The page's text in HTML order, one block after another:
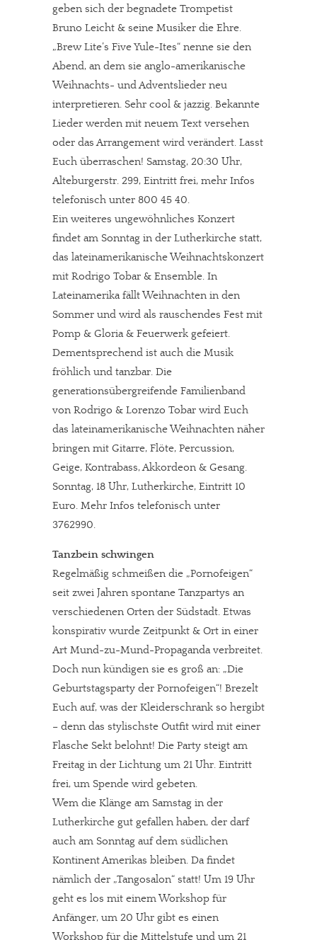
geben sich der begnadete Trompetist
Bruno Leicht & seine Musiker die Ehre.
„Brew Lite’s Five Yule-Ites“ nenne sie den
Abend, an dem sie anglo-amerikanische
Weihnachts- und Adventslieder neu
interpretieren. Sehr cool & jazzig. Bekannte
Lieder werden mit neuem Text versehen
oder das Arrangement wird verändert. Lasst
Euch überraschen! Samstag, 20:30 Uhr,
Alteburgerstr. 299, Eintritt frei, mehr Infos
telefonisch unter 800 45 40.
Ein weiteres ungewöhnliches Konzert
findet am Sonntag in der Lutherkirche statt,
das lateinamerikanische Weihnachtskonzert
mit Rodrigo Tobar & Ensemble. In
Lateinamerika fällt Weihnachten in den
Sommer und wird als rauschendes Fest mit
Pomp & Gloria & Feuerwerk gefeiert.
Dementsprechend ist auch die Musik
fröhlich und tanzbar. Die
generationsübergreifende Familienband
von Rodrigo & Lorenzo Tobar wird Euch
das lateinamerikanische Weihnachten näher
bringen mit Gitarre, Flöte, Percussion,
Geige, Kontrabass, Akkordeon & Gesang.
Sonntag, 18 Uhr, Lutherkirche, Eintritt 10
Euro. Mehr Infos telefonisch unter
3762990.
Tanzbein schwingen
Regelmäßig schmeißen die „Pornofeigen“
seit zwei Jahren spontane Tanzpartys an
verschiedenen Orten der Südstadt. Etwas
konspirativ wurde Zeitpunkt & Ort in einer
Art Mund-zu-Mund-Propaganda verbreitet.
Doch nun kündigen sie es groß an: „Die
Geburtstagsparty der Pornofeigen“! Brezelt
Euch auf, was der Kleiderschrank so hergibt
– denn das stylischste Outfit wird mit einer
Flasche Sekt belohnt! Die Party steigt am
Freitag in der Lichtung um 21 Uhr. Eintritt
frei, um Spende wird gebeten.
Wem die Klänge am Samstag in der
Lutherkirche gut gefallen haben, der darf
auch am Sonntag auf dem südlichen
Kontinent Amerikas bleiben. Da findet
nämlich der „Tangosalon“ statt! Um 19 Uhr
geht es los mit einem Workshop für
Anfänger, um 20 Uhr gibt es einen
Workshop für die Mittelstufe und um 21